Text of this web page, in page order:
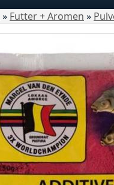
» Futter + Aromen »